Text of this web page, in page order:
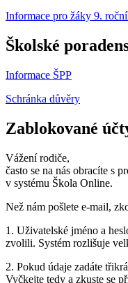
Informace pro žáky 9.
Školské
Informace ŠPP
Schránka důvěry
Zablokované
Vážení rodiče,
často se na nás obracíte s
v systému Škola Online.
Než nám pošlete e-mail,
1. Uživatelské jméno a
zvolili. Systém rozlišuje
2. Pokud údaje zadáte
Vyčkejte tedy a zkuste se